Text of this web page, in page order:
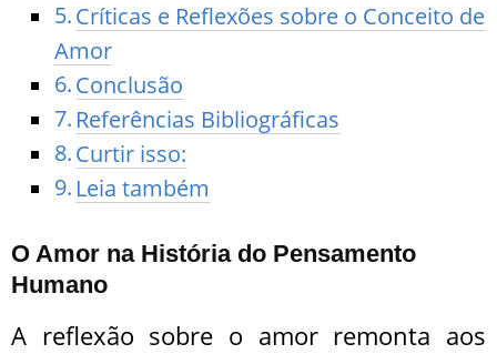
Críticas e Reflexões sobre o Conceito de
Amor
Conclusão
Referências Bibliográficas
Curtir isso:
Leia também
O Amor na História do Pensamento
Humano
A reflexão sobre o amor remonta aos